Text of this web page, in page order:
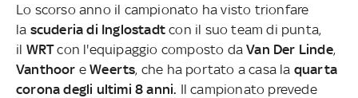
Lo scorso anno il campionato ha visto trionfare
la scuderia di Inglostadt con il suo team di punta,
il WRTcon l'equipaggio composto daVan Der Linde,
Vanthoor eWeerts, che ha portato a casa la quarta
corona degli ultimi 8 anni. Il campionato prevede